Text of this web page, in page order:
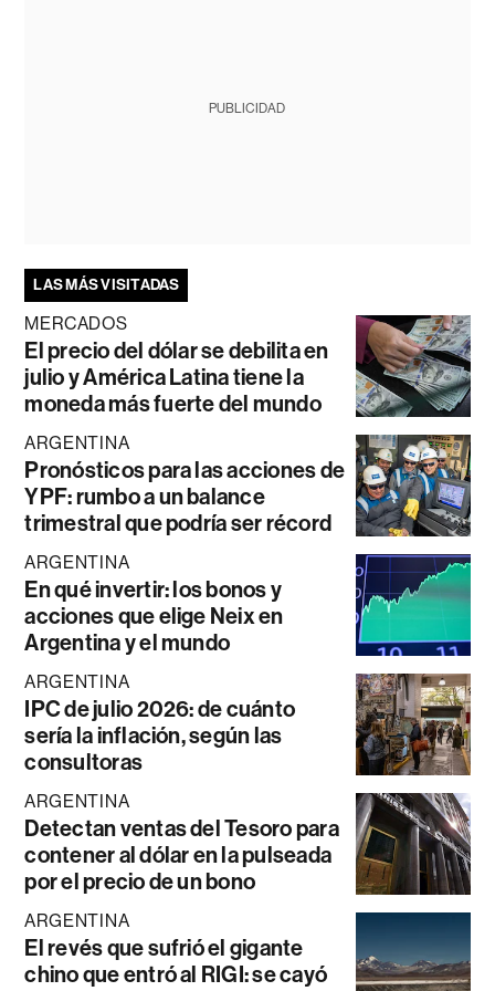
PUBLICIDAD
LAS MÁS VISITADAS
MERCADOS
El precio del dólar se debilita en
julio y América Latina tiene la
moneda más fuerte del mundo
ARGENTINA
Pronósticos para las acciones de
YPF: rumbo a un balance
trimestral que podría ser récord
ARGENTINA
En qué invertir: los bonos y
acciones que elige Neix en
Argentina y el mundo
ARGENTINA
IPC de julio 2026: de cuánto
sería la inflación, según las
consultoras
ARGENTINA
Detectan ventas del Tesoro para
contener al dólar en la pulseada
por el precio de un bono
ARGENTINA
El revés que sufrió el gigante
chino que entró al RIGI: se cayó